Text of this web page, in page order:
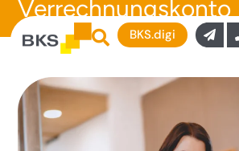
BKS.digi
Verrechnungskonto